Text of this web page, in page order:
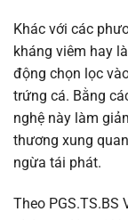
Khác với các
kháng viêm hay
động chọn lọc
trứng cá. Bằng
nghệ này làm
thương xung
ngừa tái phát.
Theo PGS.TS.BS